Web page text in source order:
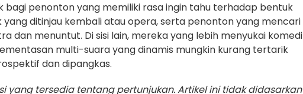
bagi penonton yang memiliki rasa ingin tahu terhadap bentuk
ditinjau kembali atau opera, serta penonton yang mencari
dan menuntut. Di sisi lain, mereka yang lebih menyukai komedi
multi-suara yang dinamis mungkin kurang tertarik
dan dipangkas.
yang tersedia tentang pertunjukan. Artikel ini tidak didasarkan